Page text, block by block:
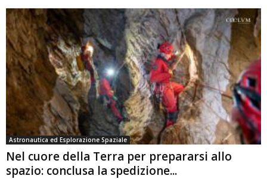
Astronautica ed Esplorazione Spaziale
Nel cuore della Terra per prepararsi allo
spazio: conclusa la spedizione...